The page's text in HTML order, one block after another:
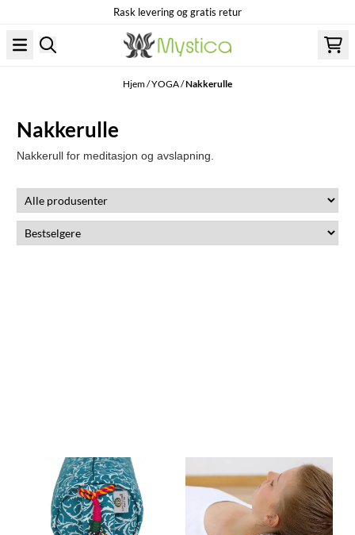
Rask levering og gratis retur
Hjem/YOGA/Nakkerulle
Nakkerulle
Nakkerull for meditasjon og avslapning.